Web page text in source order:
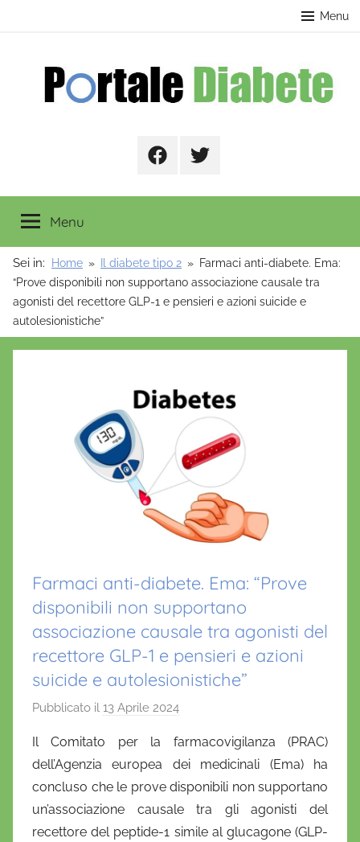
Menu
FacebookTwitter
Menu
Sei in: Home Il diabete tipo 2
Farmaci anti-diabete. Ema:
“Prove disponibili non supportano associazione causale tra
agonisti del recettore GLP-1 e pensieri e azioni suicide e
autolesionistiche”
Farmaci anti-diabete. Ema: “Prove
disponibili non supportano
associazione causale tra agonisti del
recettore GLP-1 e pensieri e azioni
suicide e autolesionistiche”
Pubblicato il 13 Aprile 2024
D
a
n
i
e
Il Comitato per la farmacovigilanza (PRAC)
dell’Agenzia europea dei medicinali (Ema) ha
concluso che le prove disponibili non supportano
un’associazione causale tra gli agonisti del
recettore del peptide-1 simile al glucagone (GLP-